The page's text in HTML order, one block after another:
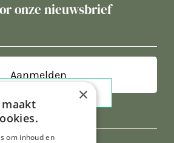
onze nieuwsbrief
×
om inhoud en